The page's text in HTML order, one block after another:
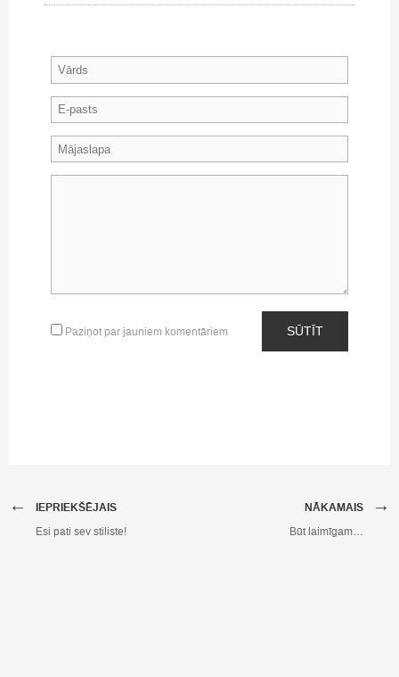
Paziņot par jauniem komentāriem SŪTĪT
IEPRIEKŠĒJAIS
←
Esi pati sev stiliste!
NĀKAMAIS →
Būt laimīgam…